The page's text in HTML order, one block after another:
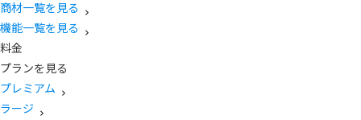
商材一覧を見る
機能一覧を見る
料金
プランを見る
プレミアム
ラージ